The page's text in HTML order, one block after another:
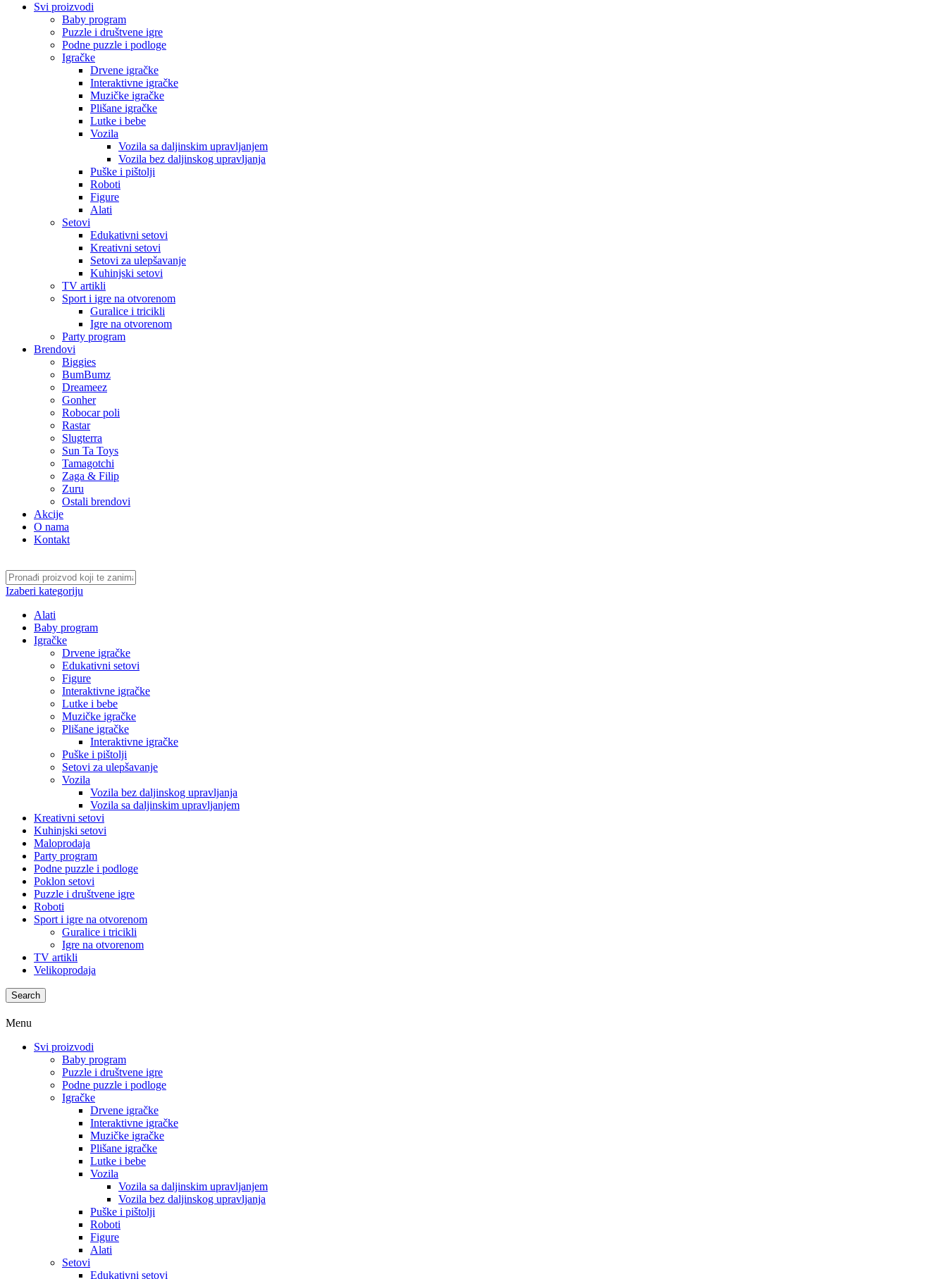
Svi proizvodi
Baby program
Puzzle i društvene igre
Podne puzzle i podloge
Igračke
Drvene igračke
Interaktivne igračke
Muzičke igračke
Plišane igračke
Lutke i bebe
Vozila
Vozila sa daljinskim upravljanjem
Vozila bez daljinskog upravljanja
Puške i pištolji
Roboti
Figure
Alati
Setovi
Edukativni setovi
Kreativni setovi
Setovi za ulepšavanje
Kuhinjski setovi
TV artikli
Sport i igre na otvorenom
Guralice i tricikli
Igre na otvorenom
Party program
Brendovi
Biggies
BumBumz
Dreameez
Gonher
Robocar poli
Rastar
Slugterra
Sun Ta Toys
Tamagotchi
Zaga & Filip
Zuru
Ostali brendovi
Akcije
O nama
Kontakt
Izaberi kategoriju
Alati
Baby program
Igračke
Drvene igračke
Edukativni setovi
Figure
Interaktivne igračke
Lutke i bebe
Muzičke igračke
Plišane igračke
Interaktivne igračke
Puške i pištolji
Setovi za ulepšavanje
Vozila
Vozila bez daljinskog upravljanja
Vozila sa daljinskim upravljanjem
Kreativni setovi
Kuhinjski setovi
Maloprodaja
Party program
Podne puzzle i podloge
Poklon setovi
Puzzle i društvene igre
Roboti
Sport i igre na otvorenom
Guralice i tricikli
Igre na otvorenom
TV artikli
Velikoprodaja
Search
Menu
Svi proizvodi
Baby program
Puzzle i društvene igre
Podne puzzle i podloge
Igračke
Drvene igračke
Interaktivne igračke
Muzičke igračke
Plišane igračke
Lutke i bebe
Vozila
Vozila sa daljinskim upravljanjem
Vozila bez daljinskog upravljanja
Puške i pištolji
Roboti
Figure
Alati
Setovi
Edukativni setovi